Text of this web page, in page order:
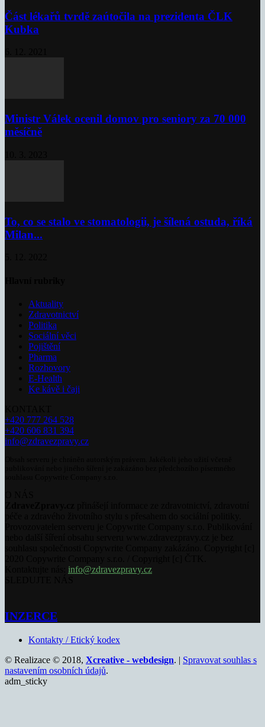
Část lékařů tvrdě zaútočila na prezidenta ČLK
Kubka
Ministr Válek ocenil domov pro seniory za 70 000
měsíčně
To, co se stalo ve stomatologii, je šílená ostuda, říká
Milan...
Aktuality
Zdravotnictví
Politika
Sociální věci
Pojištění
Pharma
Rozhovory
E-Health
Ke kávě i čaji
+420 777 264 528
+420 606 831 394
info@zdravezpravy.cz
info@zdravezpravy.cz
INZERCE
Kontakty / Etický kodex
© Realizace © 2018, Xcreative - webdesign. | Spravovat souhlas s
nastavením osobních údajů.
adm_sticky